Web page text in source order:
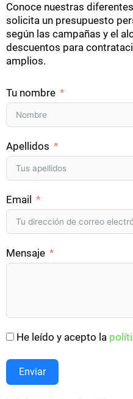
Conoce nuestras
solicita un presupuesto
según las campañas y el
descuentos para
amplios.
Tu nombre
Apellidos
Email
Mensaje
He leído y acepto la
Enviar